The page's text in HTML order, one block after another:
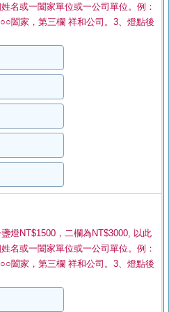
名或一闔家單位或一公司單位。例：
闔家，第三欄 祥和公司。3、燈點後
燈NT$1500，二欄為NT$3000, 以此
名或一闔家單位或一公司單位。例：
闔家，第三欄 祥和公司。3、燈點後